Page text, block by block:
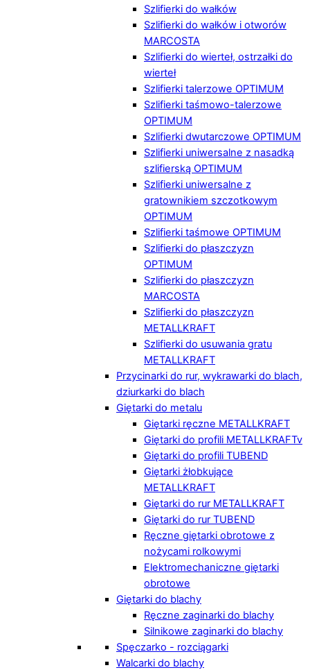
Szlifierki do wałków
Szlifierki do wałków i otworów
MARCOSTA
Szlifierki do wierteł, ostrzałki do
wierteł
Szlifierki talerzowe OPTIMUM
Szlifierki taśmowo-talerzowe
OPTIMUM
Szlifierki dwutarczowe OPTIMUM
Szlifierki uniwersalne z nasadką
szlifierską OPTIMUM
Szlifierki uniwersalne z
gratownikiem szczotkowym
OPTIMUM
Szlifierki taśmowe OPTIMUM
Szlifierki do płaszczyzn
OPTIMUM
Szlifierki do płaszczyzn
MARCOSTA
Szlifierki do płaszczyzn
METALLKRAFT
Szlifierki do usuwania gratu
METALLKRAFT
Przycinarki do rur, wykrawarki do blach,
dziurkarki do blach
Giętarki do metalu
Giętarki ręczne METALLKRAFT
Giętarki do profili METALLKRAFTv
Giętarki do profili TUBEND
Giętarki żłobkujące
METALLKRAFT
Giętarki do rur METALLKRAFT
Giętarki do rur TUBEND
Ręczne giętarki obrotowe z
nożycami rolkowymi
Elektromechaniczne giętarki
obrotowe
Giętarki do blachy
Ręczne zaginarki do blachy
Silnikowe zaginarki do blachy
Spęczarko - rozciągarki
Walcarki do blachy